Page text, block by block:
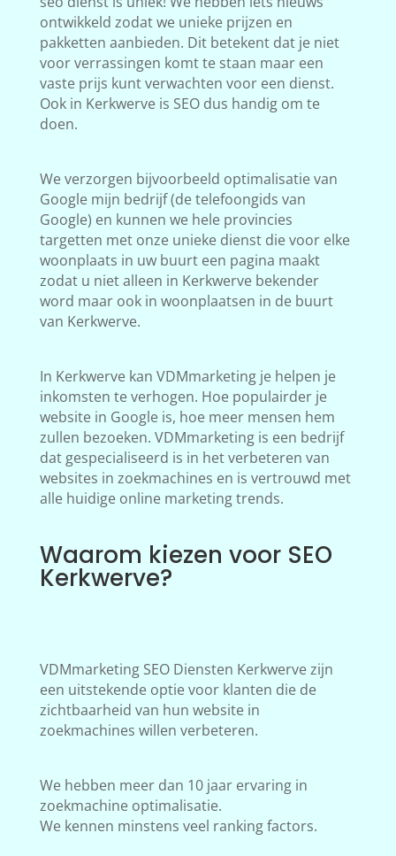
ontwikkeld zodat we unieke prijzen en
pakketten aanbieden. Dit betekent dat je niet
voor verrassingen komt te staan maar een
vaste prijs kunt verwachten voor een dienst.
Ook in Kerkwerve is SEO dus handig om te
doen.
We verzorgen bijvoorbeeld optimalisatie van
Google mijn bedrijf (de telefoongids van
Google) en kunnen we hele provincies
targetten met onze unieke dienst die voor elke
woonplaats in uw buurt een pagina maakt
zodat u niet alleen in Kerkwerve bekender
word maar ook in woonplaatsen in de buurt
van Kerkwerve.
In Kerkwerve kan VDMmarketing je helpen je
inkomsten te verhogen. Hoe populairder je
website in Google is, hoe meer mensen hem
zullen bezoeken. VDMmarketing is een bedrijf
dat gespecialiseerd is in het verbeteren van
websites in zoekmachines en is vertrouwd met
alle huidige online marketing trends.
Waarom kiezen voor SEO
Kerkwerve?
VDMmarketing SEO Diensten Kerkwerve zijn
een uitstekende optie voor klanten die de
zichtbaarheid van hun website in
zoekmachines willen verbeteren.
We hebben meer dan 10 jaar ervaring in
zoekmachine optimalisatie.
We kennen minstens veel ranking factors.